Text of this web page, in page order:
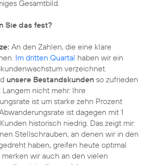
Gesamtbild.
Sie das fest?
An den Zahlen, die eine klare
Im dritten Quartal haben wir ein
verzeichnet.
unsere Bestandskunden so zufrieden
nicht mehr. Ihre
ist um starke zehn Prozent
ist dagegen mit 1
Kunden historisch niedrig. Das zeigt mir:
Stellschrauben, an denen wir in den
haben, greifen heute optimal
merken wir auch an den vielen